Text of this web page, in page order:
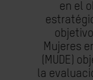
en el
Mujeres
(MUDE)
la